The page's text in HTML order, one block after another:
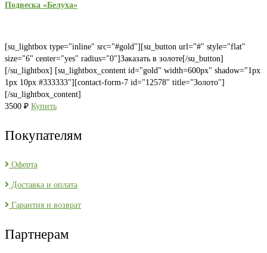
Подвеска «Белуха»
[su_lightbox type="inline" src="#gold"][su_button url="#" style="flat"
size="6" center="yes" radius="0"]Заказать в золоте[/su_button]
[/su_lightbox] [su_lightbox_content id="gold" width=600px" shadow="1px
1px 10px #333333"][contact-form-7 id="12578" title="Золото"]
[/su_lightbox_content]
3500 ₽ Купить
Покупателям
Оферта
Доставка и оплата
Гарантия и возврат
Партнерам